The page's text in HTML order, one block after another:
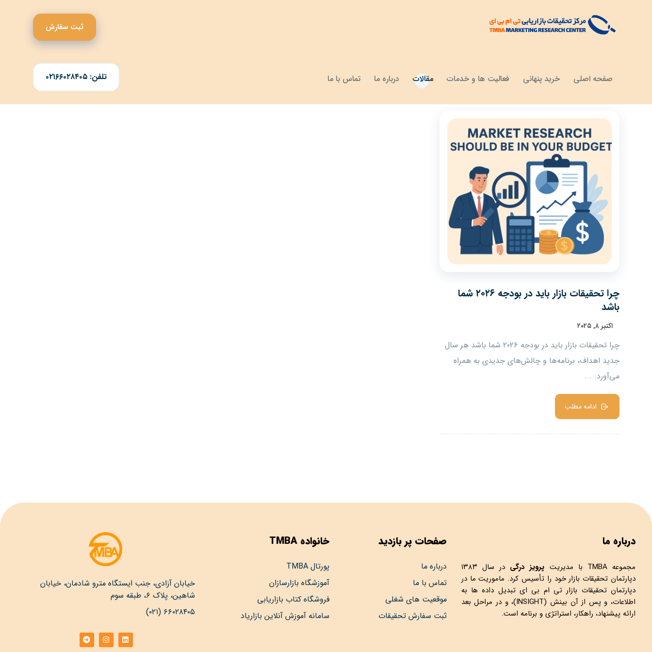
صفحه اصلی خرید پنهانی فعالیت ها و خدمات مقالات درباره ما تماس با ما
ثبت سفارش
تلفن: ۰۲۱۶۶۰۲۸۴۰۵
چرا تحقیقات بازار باید در بودجه ۲۰۲۶ شما
باشد
اکتبر ۸, ۲۰۲۵
چرا تحقیقات بازار باید در بودجه ۲۰۲۶ شما باشد هر سال
جدید اهداف، برنامه‌ها و چالش‌های جدیدی به همراه
می‌آورد. ...
ادامه مطلب
درباره ما
مجموعهTMBA با مدیریت پرویز درگی
در سال ۱۳۸۳
دپارتمان تحقیقات بازار خود را تأسیس کرد. ماموریت ما در
دپارتمان تحقیقات بازار تی ام بی ای تبدیل داده ها به
اطلاعات، و پس از آن بینش (INSIGHT)، و در مراحل بعد
ارائه پیشنهاد، راهکار، استراتژی و برنامه است.
صفحات پر بازدید
درباره ما
تماس با ما
موقعیت های شغلی
ثبت سفارش تحقیقات
خانواده TMBA
پورتال TMBA
آموزشگاه بازارسازان
فروشگاه کتاب بازاریابی
سامانه آموزش آنلاین بازاریاد
خیابان آزادی، جنب ایستگاه مترو شادمان، خیابان
شاهین، پلاک ۶، طبقه سوم
۶۶۰۲۸۴۰۵ (۰۲۱)